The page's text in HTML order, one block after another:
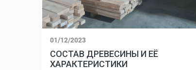
01/12/2023
СОСТАВ ДРЕВЕСИНЫ И ЕЁ
ХАРАКТЕРИСТИКИ